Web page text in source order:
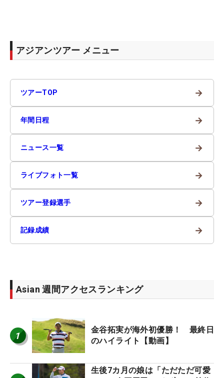
アジアンツアー メニュー
ツアーTOP →
年間日程 →
ニュース一覧 →
ライブフォト一覧 →
ツアー登録選手 →
記録成績 →
Asian 週間アクセスランキング
1
金谷拓実が海外初優勝！ 最終日
のハイライト【動画】
生後7カ月の娘は「ただただ可愛